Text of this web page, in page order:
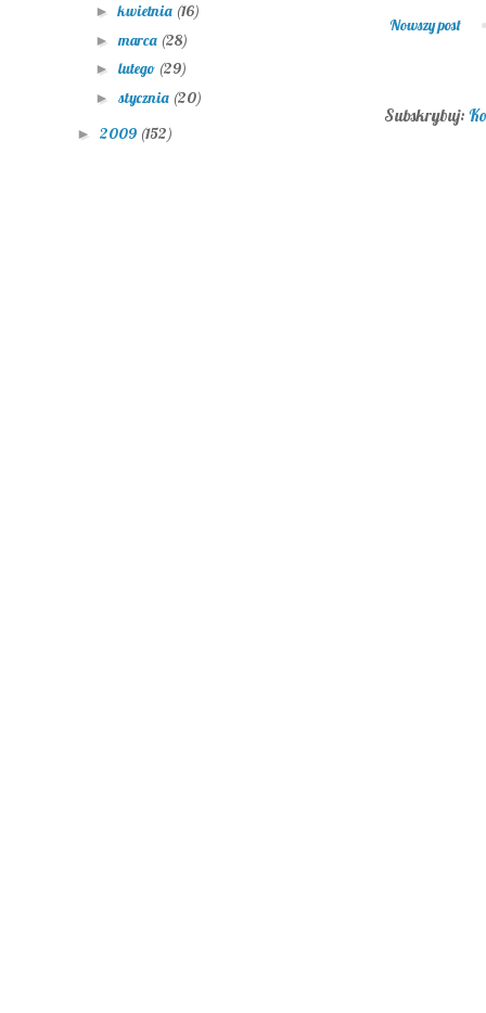
Nowszy post
Subskrybuj:
►kwietnia (16)
► marca (28)
► lutego (29)
► stycznia (20)
► 2009 (152)